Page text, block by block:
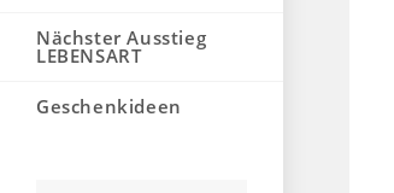
Nächster Ausstieg
LEBENSART
Geschenkideen